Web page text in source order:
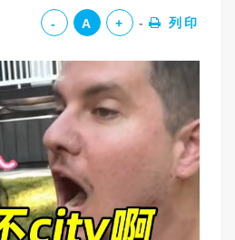
- A + 列印